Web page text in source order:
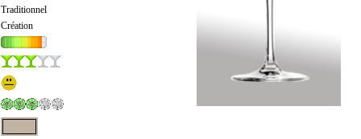
Traditionnel
Création